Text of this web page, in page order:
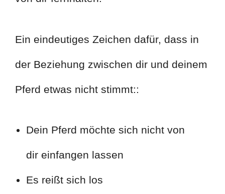
Ein eindeutiges Zeichen dafür, dass in
der Beziehung zwischen dir und deinem
Pferd etwas nicht stimmt::
Dein Pferd möchte sich nicht von
dir einfangen lassen
Es reißt sich los